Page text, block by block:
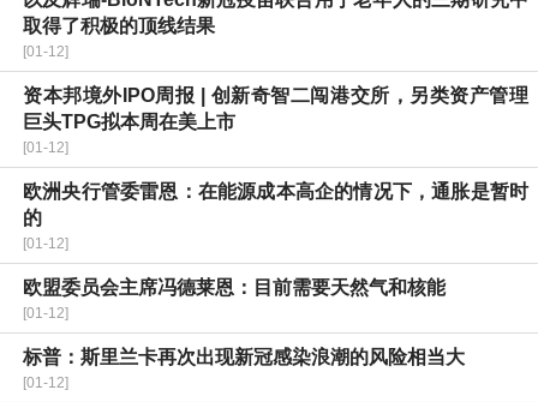
取得了积极的顶线结果
[01-12]
资本邦境外IPO周报 | 创新奇智二闯港交所，另类资产管理
巨头TPG拟本周在美上市
[01-12]
欧洲央行管委雷恩：在能源成本高企的情况下，通胀是暂时
的
[01-12]
欧盟委员会主席冯德莱恩：目前需要天然气和核能
[01-12]
标普：斯里兰卡再次出现新冠感染浪潮的风险相当大
[01-12]